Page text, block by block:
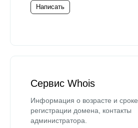
Написать
Сервис Whois
Информация о возрасте и сроке
регистрации домена, контакты
администратора.